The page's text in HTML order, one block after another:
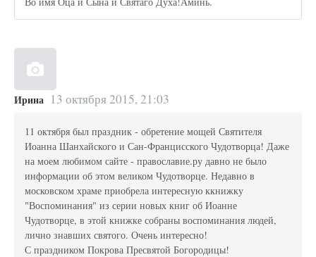
Ирина 13 октября 2015, 21:03
11 октября был праздник - обретение мощей Святителя
Иоанна Шанхайского и Сан-Францисского Чудотворца! Даже
на моем любимом сайте - православие.ру давно не было
информации об этом великом Чудотворце. Недавно в
московском храме приобрела интересную ккнижку
"Воспоминания" из серии новых книг об Иоанне
Чудотворце, в этой книжке собраны воспоминания людей,
лично знавших святого. Очень интересно!
С праздником Покрова Пресвятой Богородицы!